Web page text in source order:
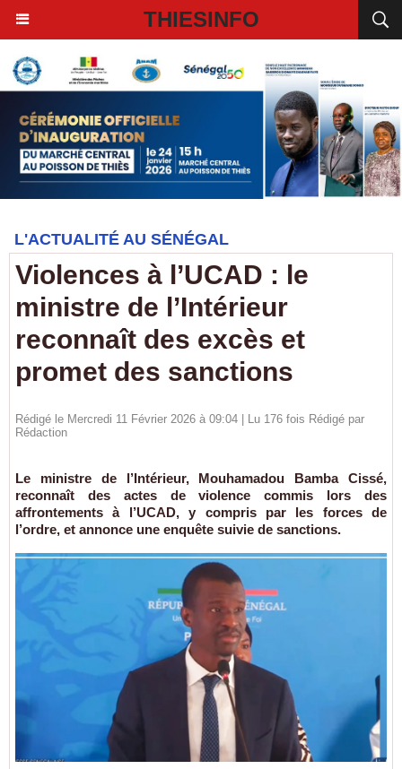
THIESINFO
L'ACTUALITÉ AU SÉNÉGAL
Violences à l’UCAD : le
ministre de l’Intérieur
reconnaît des excès et
promet des sanctions
Rédigé le Mercredi 11 Février 2026 à 09:04 | Lu 176 fois Rédigé par
Rédaction
Le ministre de l’Intérieur, Mouhamadou Bamba Cissé,
reconnaît des actes de violence commis lors des
affrontements à l’UCAD, y compris par les forces de
l’ordre, et annonce une enquête suivie de sanctions.